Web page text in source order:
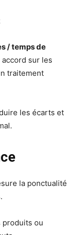
/ temps de
sur les
traitement
les écarts et
la ponctualité
produits ou